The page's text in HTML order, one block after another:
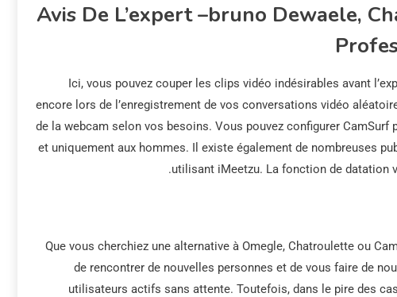
Avis De L’expert –bruno Dewaele,
Ici, vous pouvez couper les clips vidéo indésirables avant
encore lors de l’enregistrement de vos conversations vidéo
de la webcam selon vos besoins. Vous pouvez configurer
et uniquement aux hommes. Il existe également de nombreuses
utilisant iMeetzu. La fonction de datation
Que vous cherchiez une alternative à Omegle, Chatroulette ou
de rencontrer de nouvelles personnes et de vous faire de
utilisateurs actifs sans attente. Toutefois, dans le pire des